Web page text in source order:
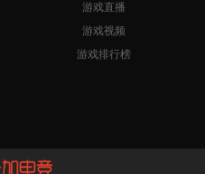
游戏直播
游戏视频
游戏排行榜